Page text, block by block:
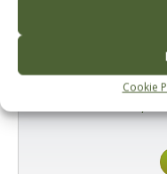
Cookie
Catalogo